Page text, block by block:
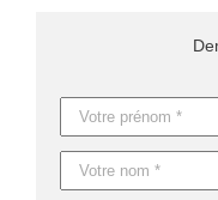
production finale,
un devis
d'entrepreneuriat
Notez que les délais
ceux avec
Caractéristiques du